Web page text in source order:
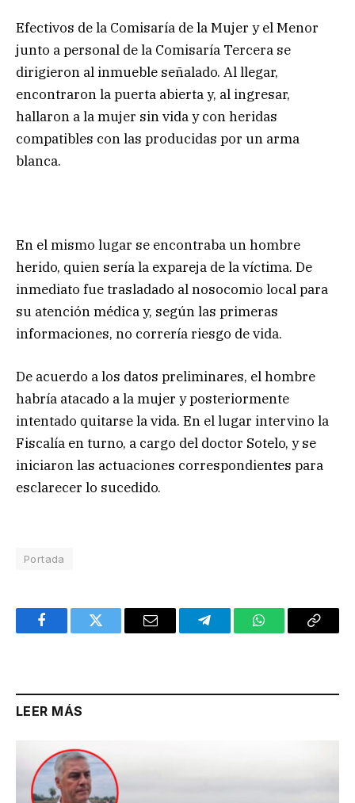
Efectivos de la Comisaría de la Mujer y el Menor
junto a personal de la Comisaría Tercera se
dirigieron al inmueble señalado. Al llegar,
encontraron la puerta abierta y, al ingresar,
hallaron a la mujer sin vida y con heridas
compatibles con las producidas por un arma
blanca.
En el mismo lugar se encontraba un hombre
herido, quien sería la expareja de la víctima. De
inmediato fue trasladado al nosocomio local para
su atención médica y, según las primeras
informaciones, no correría riesgo de vida.
De acuerdo a los datos preliminares, el hombre
habría atacado a la mujer y posteriormente
intentado quitarse la vida. En el lugar intervino la
Fiscalía en turno, a cargo del doctor Sotelo, y se
iniciaron las actuaciones correspondientes para
esclarecer lo sucedido.
Portada
FacebookTwitter Email TelegramWhatsAppCopy
LEER MÁS